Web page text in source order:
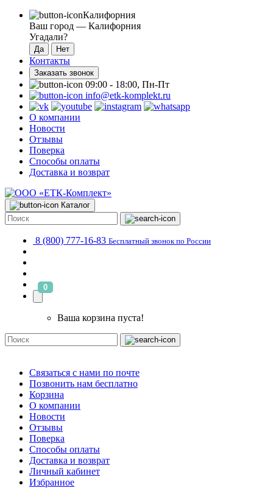
Калифорния
Ваш город — Калифорния
Угадали?
Контакты
Заказать звонок
09:00 - 18:00, Пн-Пт
info@etk-komplekt.ru
О компании
Новости
Отзывы
Поверка
Способы оплаты
Доставка и возврат
Каталог
8 (800) 777-16-83 Бесплатный звонок по России
0
Ваша корзина пуста!
Связаться с нами по почте
Позвонить нам бесплатно
Корзина
О компании
Новости
Отзывы
Поверка
Способы оплаты
Доставка и возврат
Личный кабинет
Избранное